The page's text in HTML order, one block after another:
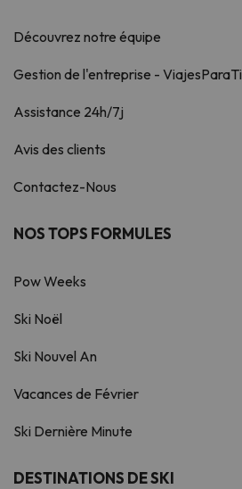
Découvrez notre équipe
Gestion de l'entreprise - ViajesParaTi
Assistance 24h/7j
Avis des clients
Contactez-Nous
NOS TOPS FORMULES
Pow Weeks
Ski Noël
Ski Nouvel An
Vacances de Février
Ski Dernière Minute
DESTINATIONS DE SKI